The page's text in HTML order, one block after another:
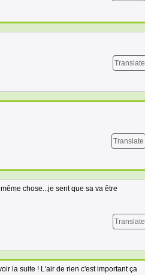
Translate
Translate
chose...je sent que sa va être
Translate
la suite ! L'air de rien c'est important ça